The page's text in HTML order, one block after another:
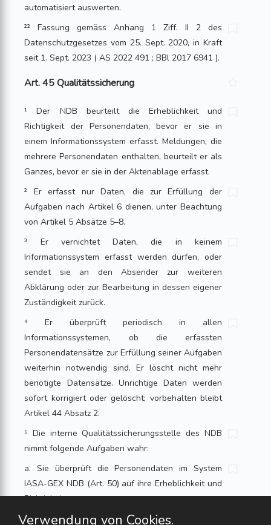
automatisiert auswerten.
²² Fassung gemäss Anhang 1 Ziff. II 2 des
Datenschutzgesetzes vom 25. Sept. 2020, in Kraft
seit 1. Sept. 2023 ( AS 2022 491 ; BBl 2017 6941 ).
Art. 45 Qualitätssicherung
¹ Der NDB beurteilt die Erheblichkeit und
Richtigkeit der Personendaten, bevor er sie in
einem Informationssystem erfasst. Meldungen, die
mehrere Personendaten enthalten, beurteilt er als
Ganzes, bevor er sie in der Aktenablage erfasst.
² Er erfasst nur Daten, die zur Erfüllung der
Aufgaben nach Artikel 6 dienen, unter Beachtung
von Artikel 5 Absätze 5–8.
³ Er vernichtet Daten, die in keinem
Informationssystem erfasst werden dürfen, oder
sendet sie an den Absender zur weiteren
Abklärung oder zur Bearbeitung in dessen eigener
Zuständigkeit zurück.
⁴ Er überprüft periodisch in allen
Informationssystemen, ob die erfassten
Personendatensätze zur Erfüllung seiner Aufgaben
weiterhin notwendig sind. Er löscht nicht mehr
benötigte Datensätze. Unrichtige Daten werden
sofort korrigiert oder gelöscht; vorbehalten bleibt
Artikel 44 Absatz 2.
⁵ Die interne Qualitätssicherungsstelle des NDB
nimmt folgende Aufgaben wahr:
a. Sie überprüft die Personendaten im System
IASA-GEX NDB (Art. 50) auf ihre Erheblichkeit und
Richtigkeit.
b. Sie überprüft periodisch die im System INDEX
Verwendung von Cookies.